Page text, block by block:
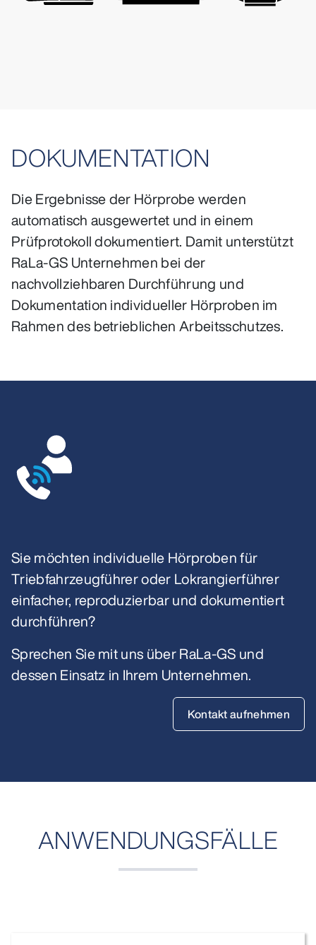
DOKUMENTATION
Die Ergebnisse der Hörprobe werden
automatisch ausgewertet und in einem
Prüfprotokoll dokumentiert. Damit unterstützt
RaLa-GS Unternehmen bei der
nachvollziehbaren Durchführung und
Dokumentation individueller Hörproben im
Rahmen des betrieblichen Arbeitsschutzes.
Sie möchten individuelle Hörproben für
Triebfahrzeugführer oder Lokrangierführer
einfacher, reproduzierbar und dokumentiert
durchführen?
Sprechen Sie mit uns über RaLa-GS und
dessen Einsatz in Ihrem Unternehmen.
Kontakt aufnehmen
ANWENDUNGSFÄLLE